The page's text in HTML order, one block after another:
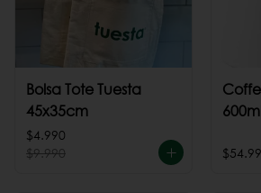
Bolsa Tote Tuesta
45x35cm
$4.990
$9.990